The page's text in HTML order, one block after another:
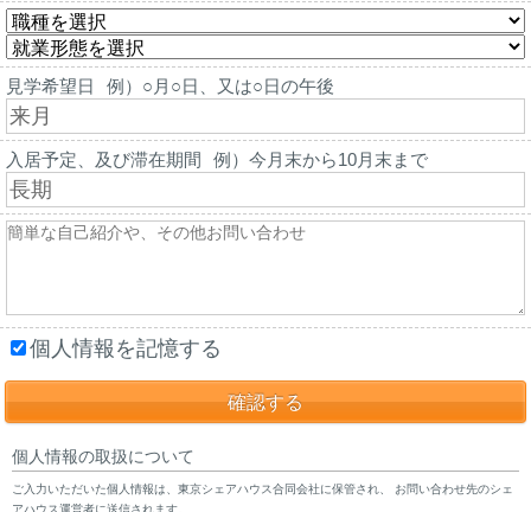
見学希望日 例）○月○日、又は○日の午後
入居予定、及び滞在期間 例）今月末から10月末まで
個人情報を記憶する
個人情報の取扱について
ご入力いただいた個人情報は、東京シェアハウス合同会社に保管され、 お問い合わせ先のシェ
アハウス運営者に送信されます。